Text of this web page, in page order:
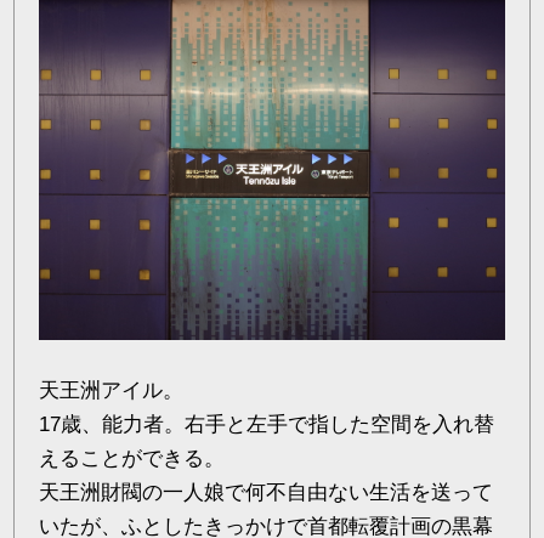
天王洲アイル。
17歳、能力者。右手と左手で指した空間を入れ替
えることができる。
天王洲財閥の一人娘で何不自由ない生活を送って
いたが、ふとしたきっかけで首都転覆計画の黒幕